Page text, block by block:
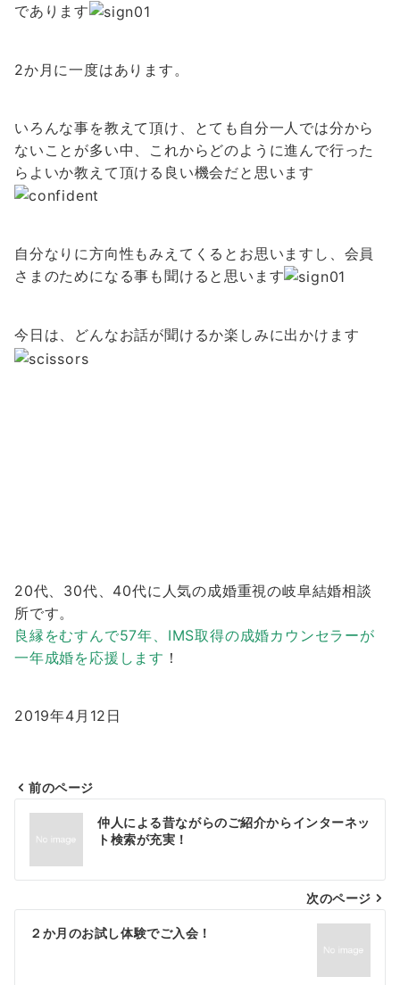
であります
2か月に一度はあります。
いろんな事を教えて頂け、とても自分一人では分から
ないことが多い中、これからどのように進んで行った
らよいか教えて頂ける良い機会だと思います
自分なりに方向性もみえてくるとお思いますし、 会員
さまのためになる事も聞けると思います
今日は、どんなお話が聞けるか楽しみに出かけます
20代、30代、40代に人気の成婚重視の岐阜結婚相談
所です。
良縁をむすんで57年、IMS取得の成婚カウンセラーが
一年成婚を応援します ！
2019年4月12日
投
ナ
ビ
ゲ
前のページ
仲人による昔ながらのご紹介からインターネッ
ト検索が充実！
次のページ
２か月のお試し体験でご入会！